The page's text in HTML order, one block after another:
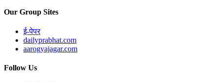
Our Group Sites
ई-पेपर
dailyprabhat.com
aarogyajagar.com
Follow Us